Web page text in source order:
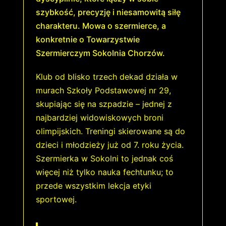
szybkość, precyzję i niesamowitą siłę
charakteru. Mowa o szermierce, a
konkretnie o Towarzystwie
Szermierczym Sokolnia Chorzów.
Klub od blisko trzech dekad działa w
murach Szkoły Podstawowej nr 29,
skupiając się na szpadzie – jednej z
najbardziej widowiskowych broni
olimpijskich. Treningi skierowane są do
dzieci i młodzieży już od 7. roku życia.
Szermierka w Sokolni to jednak coś
więcej niż tylko nauka fechtunku; to
przede wszystkim lekcja etyki
sportowej.